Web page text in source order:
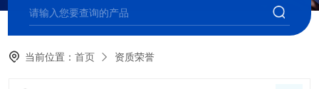
当前位置：首页 资质荣誉